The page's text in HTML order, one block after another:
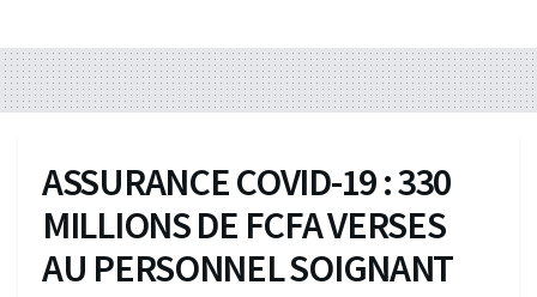
ASSURANCE COVID-19 : 330
MILLIONS DE FCFA VERSES
AU PERSONNEL SOIGNANT